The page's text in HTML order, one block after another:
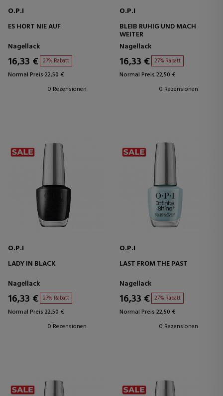
O.P.I
ES HÖRT NIE AUF
Nagellack
16,33 € 27% Rabatt
Normal Preis 22,50 €
0 Rezensionen
O.P.I
BLEIB RUHIG UND MACH
WEITER
Nagellack
16,33 € 27% Rabatt
Normal Preis 22,50 €
0 Rezensionen
O.P.I
LADY IN BLACK
Nagellack
16,33 € 27% Rabatt
Normal Preis 22,50 €
0 Rezensionen
O.P.I
LAST FROM THE PAST
Nagellack
16,33 € 27% Rabatt
Normal Preis 22,50 €
0 Rezensionen